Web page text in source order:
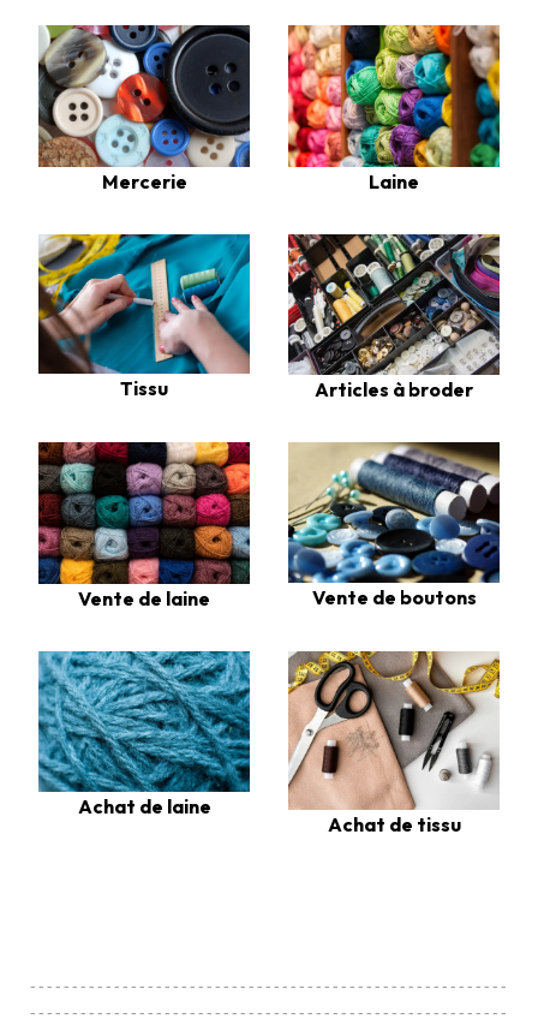
Mercerie Laine
Tissu Articles à broder
Vente de laine Vente de boutons
Achat de laine
Achat de tissu
---------------------------------------------------------
---------------------------------------------------------